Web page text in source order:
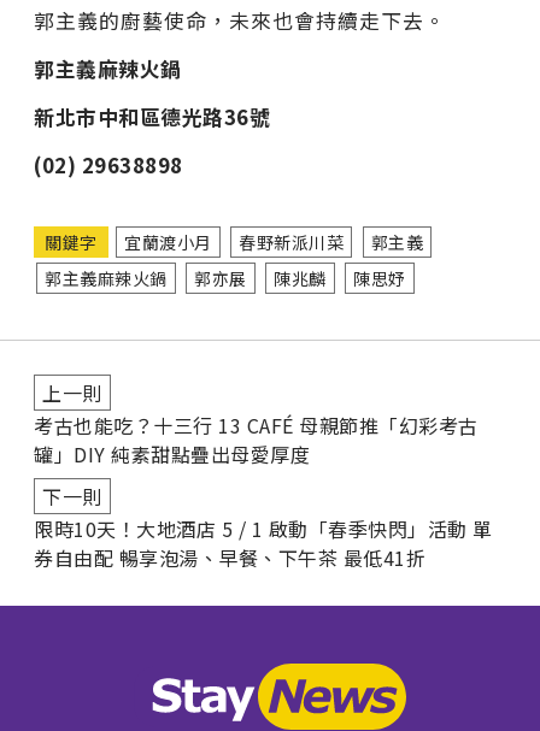
郭主義的廚藝使命，未來也會持續走下去。
郭主義麻辣火鍋
新北市中和區德光路36號
(02) 29638898
關鍵字 宜蘭渡小月 春野新派川菜
郭主義
郭主義麻辣火鍋
郭亦展 陳兆麟 陳思妤
上一則
考古也能吃？十三行 13 CAFÉ 母親節推「幻彩考古
罐」DIY 純素甜點疊出母愛厚度
下一則
限時10天！大地酒店 5 / 1 啟動「春季快閃」活動 單
券自由配 暢享泡湯、早餐、下午茶 最低41折